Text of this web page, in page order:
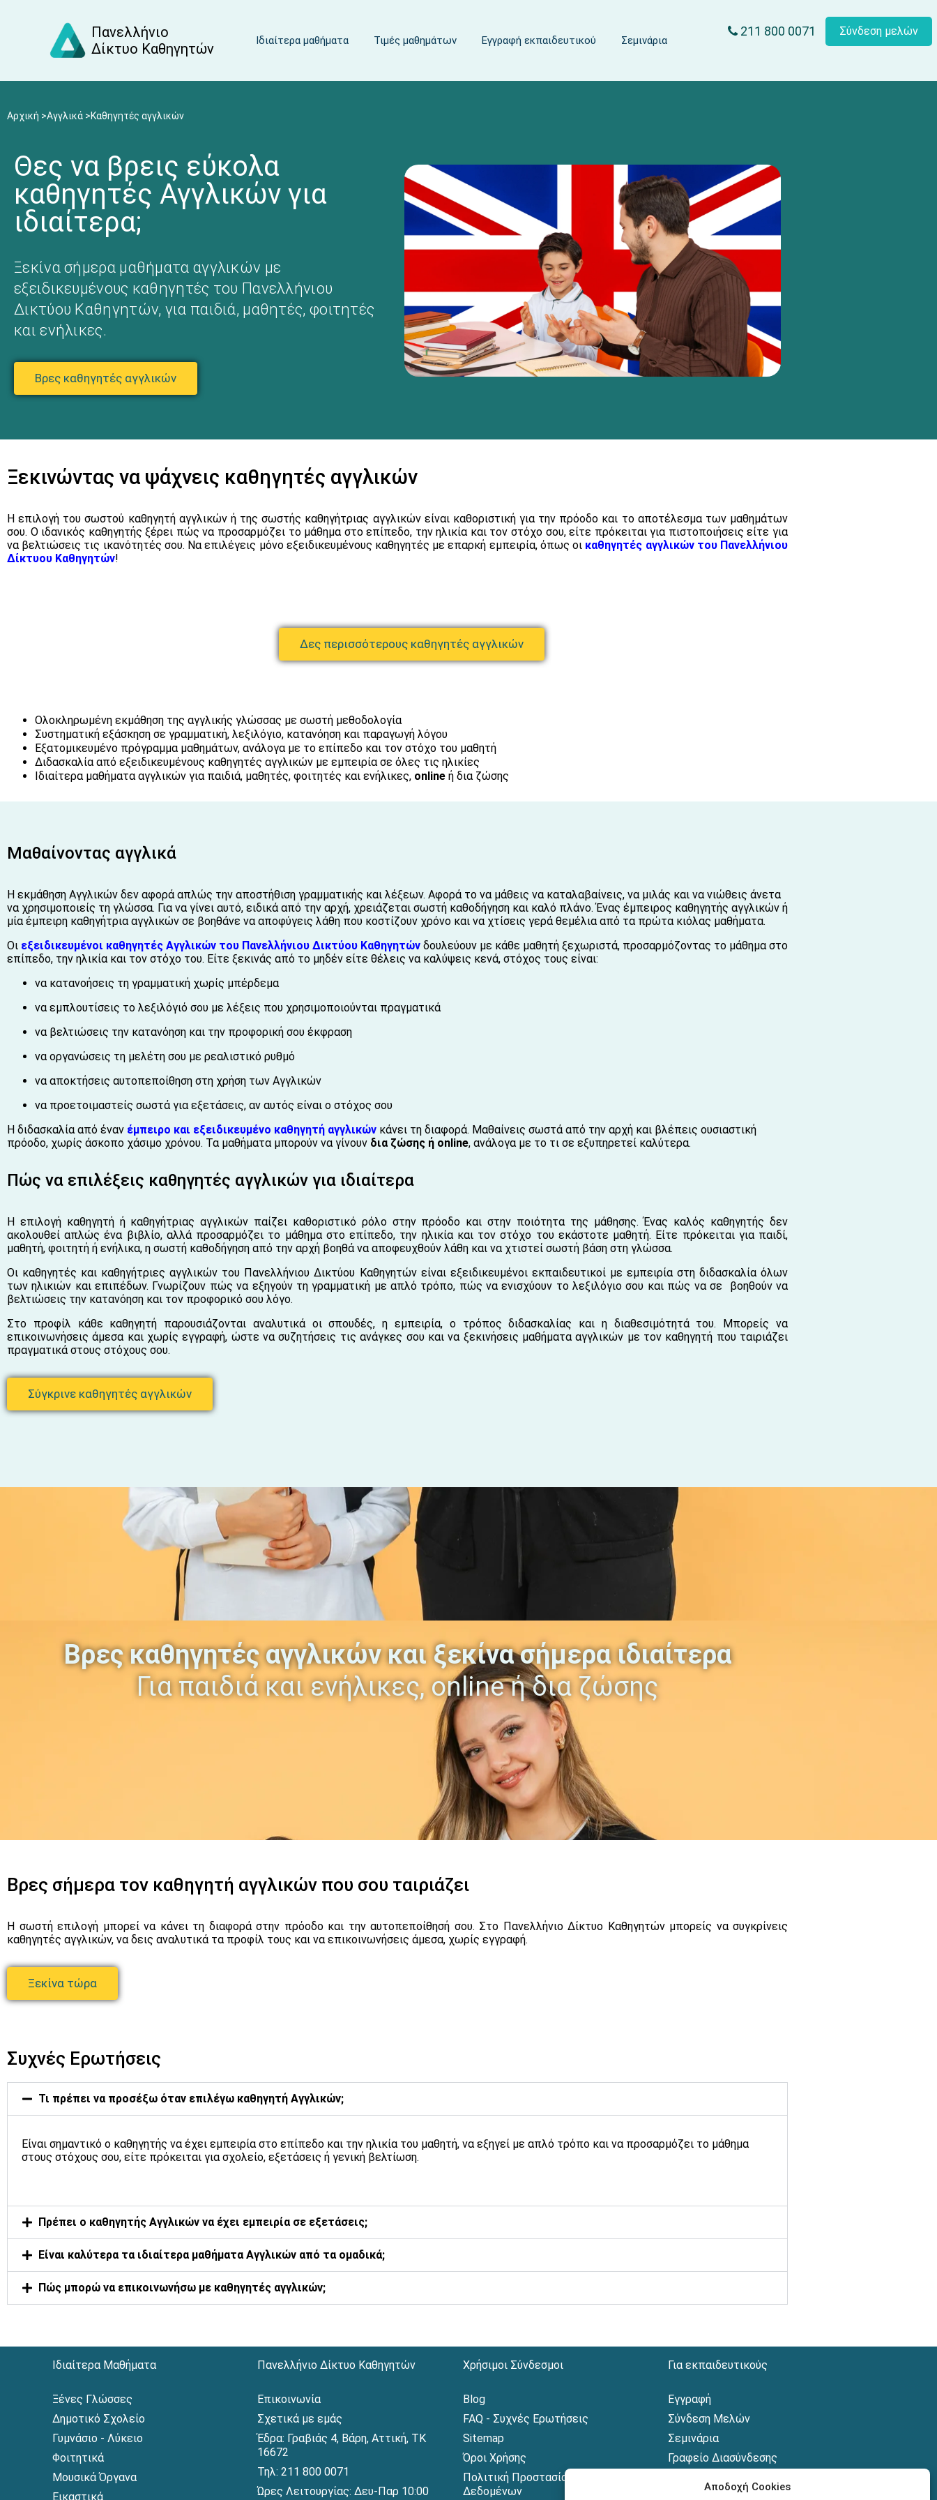
Αποδοχή Cookies
Πανελλήνιο
Δίκτυο Καθηγητών
Ιδιαίτερα μαθήματα Τιμές μαθημάτων Εγγραφή εκπαιδευτικού Σεμινάρια
211 800 0071 Σύνδεση μελών
Αρχική >Αγγλικά >Καθηγητές αγγλικών
Θες να βρεις εύκολα
καθηγητές Αγγλικών για
ιδιαίτερα;
Ξεκίνα σήμερα μαθήματα αγγλικών με
εξειδικευμένους καθηγητές του Πανελλήνιου
Δικτύου Καθηγητών, για παιδιά, μαθητές, φοιτητές
και ενήλικες.
Βρες καθηγητές αγγλικών
Ξεκινώντας να ψάχνεις καθηγητές αγγλικών
Η επιλογή του σωστού καθηγητή αγγλικών ή της σωστής καθηγήτριας αγγλικών είναι καθοριστική για την πρόοδο και το αποτέλεσμα των μαθημάτων
σου. Ο ιδανικός καθηγητής ξέρει πώς να προσαρμόζει το μάθημα στο επίπεδο, την ηλικία και τον στόχο σου, είτε πρόκειται για πιστοποιήσεις είτε για
να βελτιώσεις τις ικανότητές σου. Να επιλέγεις μόνο εξειδικευμένους καθηγητές με επαρκή εμπειρία, όπως οι καθηγητές αγγλικών του Πανελλήνιου
Δίκτυου Καθηγητών!
Δες περισσότερους καθηγητές αγγλικών
Ολοκληρωμένη εκμάθηση της αγγλικής γλώσσας με σωστή μεθοδολογία
Συστηματική εξάσκηση σε γραμματική, λεξιλόγιο, κατανόηση και παραγωγή λόγου
Εξατομικευμένο πρόγραμμα μαθημάτων, ανάλογα με το επίπεδο και τον στόχο του μαθητή
Διδασκαλία από εξειδικευμένους καθηγητές αγγλικών με εμπειρία σε όλες τις ηλικίες
Ιδιαίτερα μαθήματα αγγλικών για παιδιά, μαθητές, φοιτητές και ενήλικες, online ή δια ζώσης
Μαθαίνοντας αγγλικά
Η εκμάθηση Αγγλικών δεν αφορά απλώς την αποστήθιση γραμματικής και λέξεων. Αφορά το να μάθεις να καταλαβαίνεις, να μιλάς και να νιώθεις άνετα
να χρησιμοποιείς τη γλώσσα. Για να γίνει αυτό, ειδικά από την αρχή, χρειάζεται σωστή καθοδήγηση και καλό πλάνο. Ένας έμπειρος καθηγητής αγγλικών ή
μία έμπειρη καθηγήτρια αγγλικών σε βοηθάνε να αποφύγεις λάθη που κοστίζουν χρόνο και να χτίσεις γερά θεμέλια από τα πρώτα κιόλας μαθήματα.
Οι εξειδικευμένοι καθηγητές Αγγλικών του Πανελλήνιου Δικτύου Καθηγητών δουλεύουν με κάθε μαθητή ξεχωριστά, προσαρμόζοντας το μάθημα στο
επίπεδο, την ηλικία και τον στόχο του. Είτε ξεκινάς από το μηδέν είτε θέλεις να καλύψεις κενά, στόχος τους είναι:
να κατανοήσεις τη γραμματική χωρίς μπέρδεμα
να εμπλουτίσεις το λεξιλόγιό σου με λέξεις που χρησιμοποιούνται πραγματικά
να βελτιώσεις την κατανόηση και την προφορική σου έκφραση
να οργανώσεις τη μελέτη σου με ρεαλιστικό ρυθμό
να αποκτήσεις αυτοπεποίθηση στη χρήση των Αγγλικών
να προετοιμαστείς σωστά για εξετάσεις, αν αυτός είναι ο στόχος σου
Η διδασκαλία από έναν έμπειρο και εξειδικευμένο καθηγητή αγγλικών κάνει τη διαφορά. Μαθαίνεις σωστά από την αρχή και βλέπεις ουσιαστική
πρόοδο, χωρίς άσκοπο χάσιμο χρόνου. Τα μαθήματα μπορούν να γίνουν δια ζώσης ή online, ανάλογα με το τι σε εξυπηρετεί καλύτερα.
Πώς να επιλέξεις καθηγητές αγγλικών για ιδιαίτερα
Η επιλογή καθηγητή ή καθηγήτριας αγγλικών παίζει καθοριστικό ρόλο στην πρόοδο και στην ποιότητα της μάθησης. Ένας καλός καθηγητής δεν
ακολουθεί απλώς ένα βιβλίο, αλλά προσαρμόζει το μάθημα στο επίπεδο, την ηλικία και τον στόχο του εκάστοτε μαθητή. Είτε πρόκειται για παιδί,
μαθητή, φοιτητή ή ενήλικα, η σωστή καθοδήγηση από την αρχή βοηθά να αποφευχθούν λάθη και να χτιστεί σωστή βάση στη γλώσσα.
Οι καθηγητές και καθηγήτριες αγγλικών του Πανελλήνιου Δικτύου Καθηγητών είναι εξειδικευμένοι εκπαιδευτικοί με εμπειρία στη διδασκαλία όλων
των ηλικιών και επιπέδων. Γνωρίζουν πώς να εξηγούν τη γραμματική με απλό τρόπο, πώς να ενισχύουν το λεξιλόγιο σου και πώς να σε βοηθούν να
βελτιώσεις την κατανόηση και τον προφορικό σου λόγο.
Στο προφίλ κάθε καθηγητή παρουσιάζονται αναλυτικά οι σπουδές, η εμπειρία, ο τρόπος διδασκαλίας και η διαθεσιμότητά του. Μπορείς να
επικοινωνήσεις άμεσα και χωρίς εγγραφή, ώστε να συζητήσεις τις ανάγκες σου και να ξεκινήσεις μαθήματα αγγλικών με τον καθηγητή που ταιριάζει
πραγματικά στους στόχους σου.
Σύγκρινε καθηγητές αγγλικών
Βρες καθηγητές αγγλικών και ξεκίνα σήμερα ιδιαίτερα
Για παιδιά και ενήλικες, online ή δια ζώσης
Βρες σήμερα τον καθηγητή αγγλικών που σου ταιριάζει
Η σωστή επιλογή μπορεί να κάνει τη διαφορά στην πρόοδο και την αυτοπεποίθησή σου. Στο Πανελλήνιο Δίκτυο Καθηγητών μπορείς να συγκρίνεις
καθηγητές αγγλικών, να δεις αναλυτικά τα προφίλ τους και να επικοινωνήσεις άμεσα, χωρίς εγγραφή.
Ξεκίνα τώρα
Συχνές Ερωτήσεις
Τι πρέπει να προσέξω όταν επιλέγω καθηγητή Αγγλικών;
Είναι σημαντικό ο καθηγητής να έχει εμπειρία στο επίπεδο και την ηλικία του μαθητή, να εξηγεί με απλό τρόπο και να προσαρμόζει το μάθημα
στους στόχους σου, είτε πρόκειται για σχολείο, εξετάσεις ή γενική βελτίωση.
Πρέπει ο καθηγητής Αγγλικών να έχει εμπειρία σε εξετάσεις;
Είναι καλύτερα τα ιδιαίτερα μαθήματα Αγγλικών από τα ομαδικά;
Πώς μπορώ να επικοινωνήσω με καθηγητές αγγλικών;
Ιδιαίτερα Μαθήματα
Ξένες Γλώσσες
Δημοτικό Σχολείο
Γυμνάσιο - Λύκειο
Φοιτητικά
Μουσικά Όργανα
Εικαστικά
Πανελλήνιο Δίκτυο Καθηγητών
Επικοινωνία
Σχετικά με εμάς
Έδρα: Γραβιάς 4, Βάρη, Αττική, ΤΚ
16672
Τηλ: 211 800 0071
Ώρες Λειτουργίας: Δευ-Παρ 10:00
Χρήσιμοι Σύνδεσμοι
Blog
FAQ - Συχνές Ερωτήσεις
Sitemap
Όροι Χρήσης
Πολιτική Προστασίας Προσωπικών
Δεδομένων
Για εκπαιδευτικούς
Εγγραφή
Σύνδεση Μελών
Σεμινάρια
Γραφείο Διασύνδεσης